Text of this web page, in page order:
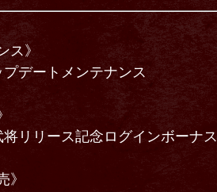
ス》
プデートメンテナンス
将リリース記念ログインボーナス
》